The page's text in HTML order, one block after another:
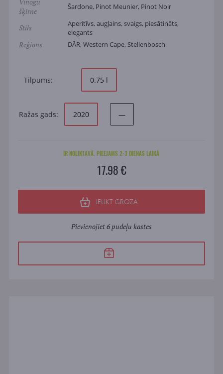
šķirne
Šardone, Pinot Meunier, Pinot Noir
Stils
Aperitīvs, augļains, svaigs, piesātināts,
elegants
Reģions DĀR, Western Cape, Stellenbosch
Tilpums: 0.75 l
Ražas gads: 2020 —
IR NOLIKTAVĀ. PIEEJAMS 2-3 DIENAS LAIKĀ
17.98 €
IELIKT GROZĀ
Pievienojiet 6 pudeļu kastes